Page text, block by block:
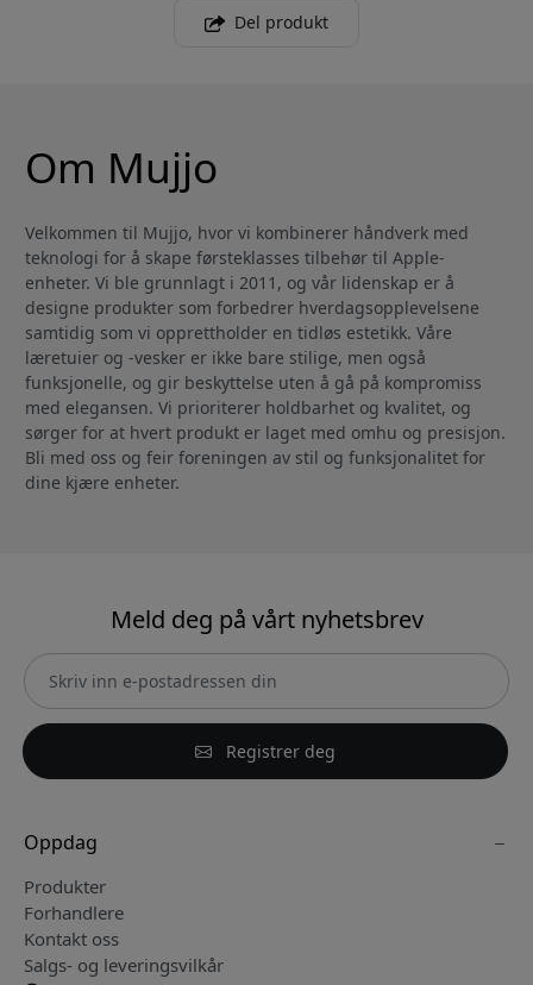
Del produkt
Om Mujjo
Velkommen til Mujjo, hvor vi kombinerer håndverk med
teknologi for å skape førsteklasses tilbehør til Apple-
enheter. Vi ble grunnlagt i 2011, og vår lidenskap er å
designe produkter som forbedrer hverdagsopplevelsene
samtidig som vi opprettholder en tidløs estetikk. Våre
læretuier og -vesker er ikke bare stilige, men også
funksjonelle, og gir beskyttelse uten å gå på kompromiss
med elegansen. Vi prioriterer holdbarhet og kvalitet, og
sørger for at hvert produkt er laget med omhu og presisjon.
Bli med oss og feir foreningen av stil og funksjonalitet for
dine kjære enheter.
Meld deg på vårt nyhetsbrev
Registrer deg
Oppdag
Produkter
Forhandlere
Kontakt oss
Salgs- og leveringsvilkår